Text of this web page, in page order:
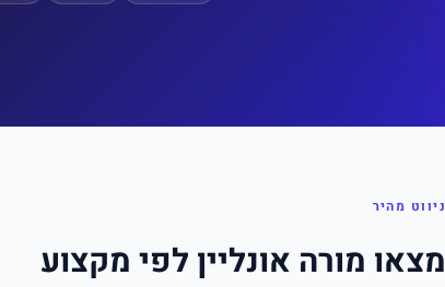
ניווט מהיר
מצאו מורה אונליין לפי מקצוע